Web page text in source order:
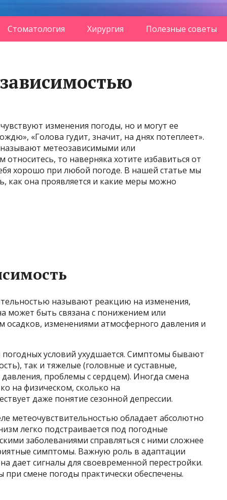
Стоматология Хирургия Полезные советы
изменения погоды, но и могут ее
«Голова гудит, значит, на днях потеплеет».
метеозависимыми или
то наверняка хотите избавиться от
хорошо при любой погоде. В нашей статье мы
как она проявляется и какие меры можно
называют реакцию на изменения,
может быть связана с понижением или
изменениями атмосферного давления и
условий ухудшается. Симптомы бывают
так и тяжелые (головные и суставные,
проблемы с сердцем). Иногда смена
на физическом, сколько на
даже понятие сезонной депрессии.
метеочувствительностью обладает абсолютно
легко подстраивается под погодные
заболеваниями справляться с ними сложнее
симптомы. Важную роль в адаптации
дает сигналы для своевременной перестройки.
смене погоды практически обеспечены.